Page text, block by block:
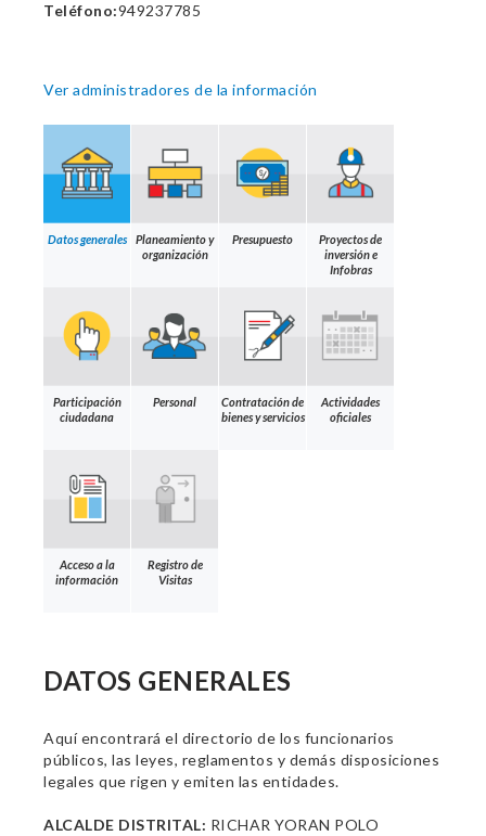
Teléfono:949237785
Ver administradores de la información
Datos generales
Planeamiento y
organización
Presupuesto
Proyectos de
inversión e
Infobras
Participación
ciudadana
Personal
Contratación de
bienes y servicios
Actividades
oficiales
Acceso a la
información
Registro de
Visitas
DATOS GENERALES
Aquí encontrará el directorio de los funcionarios
públicos, las leyes, reglamentos y demás disposiciones
legales que rigen y emiten las entidades.
ALCALDE DISTRITAL: RICHAR YORAN POLO